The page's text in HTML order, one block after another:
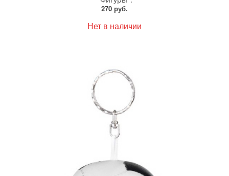
270 руб.
Нет в наличии